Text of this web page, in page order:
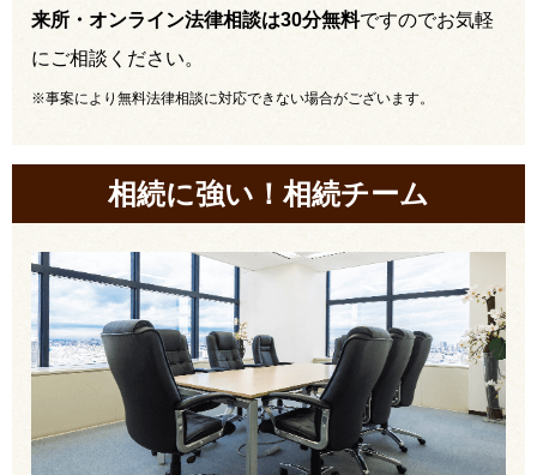
来所・オンライン法律相談は30分無料ですのでお気軽
にご相談ください。
※事案により無料法律相談に対応できない場合がございます。
相続に強い！相続チーム